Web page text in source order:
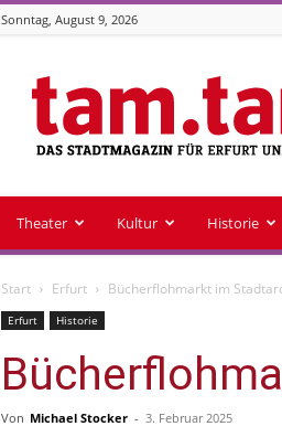
Sonntag, August 9, 2026
Stadtmagazin
tam.tam
Theater Kultur Historie
Start Erfurt Bücherflohmarkt im
Erfurt Historie
Von Michael Stocker - 3. Februar 2025